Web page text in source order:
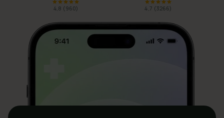
4,8 ( 960) 4,7 (3266)